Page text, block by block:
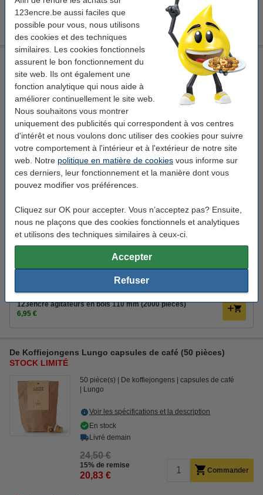
123encre.be aussi faciles que
possible pour vous, nous utilisons
des cookies et des techniques
similaires. Les cookies fonctionnels
assurent le bon fonctionnement du
site web. Ils ont également une
fonction analytique qui nous aide à
améliorer continuellement le site web.
Nous souhaitons vous montrer
uniquement des publicités qui correspondent à vos centres
d'intérêt et nous voulons donc utiliser des cookies pour suivre
votre comportement à l'intérieur et à l'extérieur de notre site
web. Notre politique en matière de cookies vous informe sur
ces derniers, leur fonctionnement et la manière dont vous
pouvez modifier vos préférences.
Cliquez sur OK pour accepter. Vous n’acceptez pas? Ensuite,
nous ne plaçons que des cookies fonctionnels et analytiques
et utilisons des techniques similaires à ceux-ci.
Accepter
Refuser
123encre agitateurs en bois 110 mm (2000 pièces)
6,95 €
De Koffiejongens Ristretto capsules de café (50 pièces)
STOCK LIMITÉ
De koffiejongens capsules de café Ristretto
Voir les spécifications et la description
En stock
Livré demain
24,50 €
15% de remise
20,83 € Commander
Offre : 2x De Koffiejongens Ristretto capsules de café (50
pièces)
44,95 €
Bon plan : commandez également
Offre combinée : 123encre sticks de crème de café (500
pièces) + 123encre sticks de sucre (500 pièces)
123encre agitateurs en bois 110 mm (2000 pièces)
6,95 €
De Koffiejongens Lungo capsules de café (50 pièces)
STOCK LIMITÉ
50 pièce(s) De koffiejongens
capsules de café
Lungo
Voir les spécifications et la description
En stock
Livré demain
24,50 €
15% de remise
20,83 € Commander